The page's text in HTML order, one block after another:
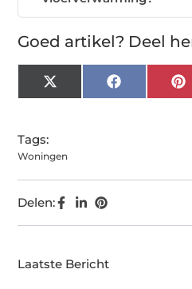
Goed artikel? Deel
X
(Twitter)
Facebook
Tags:
Woningen
Delen:
Laatste Bericht